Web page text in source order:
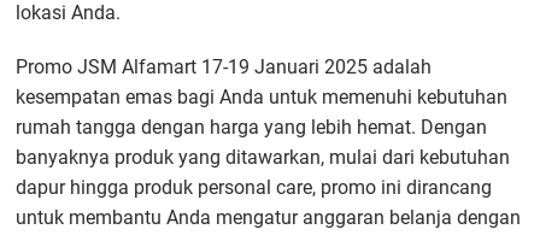
lokasi Anda.
Promo JSM Alfamart 17-19 Januari 2025 adalah
kesempatan emas bagi Anda untuk memenuhi kebutuhan
rumah tangga dengan harga yang lebih hemat. Dengan
banyaknya produk yang ditawarkan, mulai dari kebutuhan
dapur hingga produk personal care, promo ini dirancang
untuk membantu Anda mengatur anggaran belanja dengan